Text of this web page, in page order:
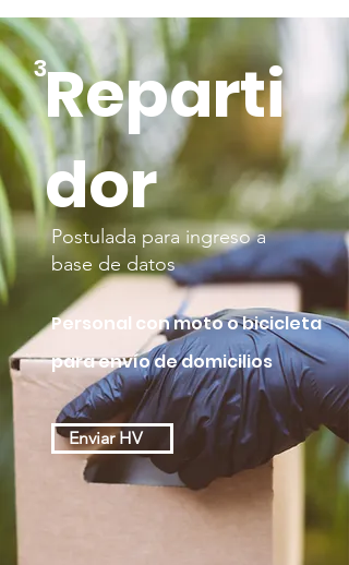
Reparti
dor
3.
Postulada para ingreso a
base de datos
Personal con moto o bicicleta
para envío de domicilios
Enviar HV